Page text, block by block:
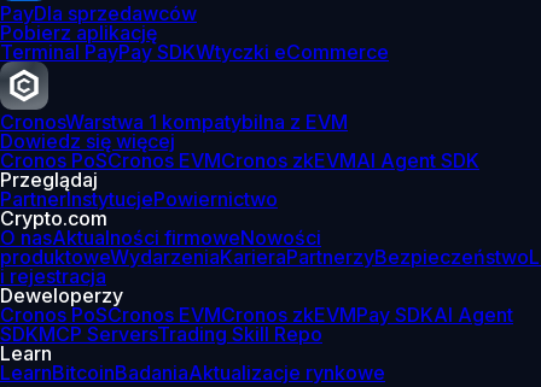
PayDla sprzedawców
Pobierz aplikację
Terminal PayPay SDKWtyczki eCommerce
CronosWarstwa 1 kompatybilna z EVM
Dowiedz się więcej
Cronos PoSCronos EVMCronos zkEVMAI Agent SDK
Przeglądaj
PartnerInstytucjePowiernictwo
Crypto.com
O nasAktualności firmoweNowości
produktoweWydarzeniaKarieraPartnerzyBezpieczeństwo
i rejestracja
Deweloperzy
Cronos PoSCronos EVMCronos zkEVMPay SDKAI Agent
SDKMCP ServersTrading Skill Repo
Learn
LearnBitcoinBadaniaAktualizacje rynkowe